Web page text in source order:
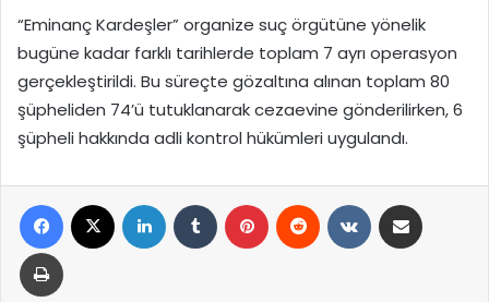
“Eminanç Kardeşler” organize suç örgütüne yönelik
bugüne kadar farklı tarihlerde toplam 7 ayrı operasyon
gerçekleştirildi. Bu süreçte gözaltına alınan toplam 80
şüpheliden 74’ü tutuklanarak cezaevine gönderilirken, 6
şüpheli hakkında adli kontrol hükümleri uygulandı.
Facebook LinkedIn Tumblr Pinterest Reddit VKontakte
Yazdır